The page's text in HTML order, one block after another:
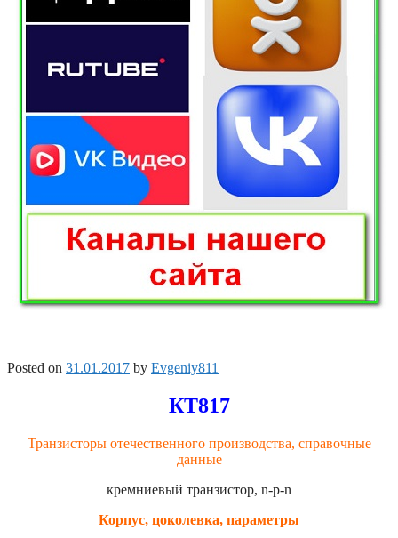
Posted on 31.01.2017 by Evgeniy811
КТ817
Транзисторы отечественного производства, справочные
данные
кремниевый транзистор, n-p-n
Корпус, цоколевка, параметры